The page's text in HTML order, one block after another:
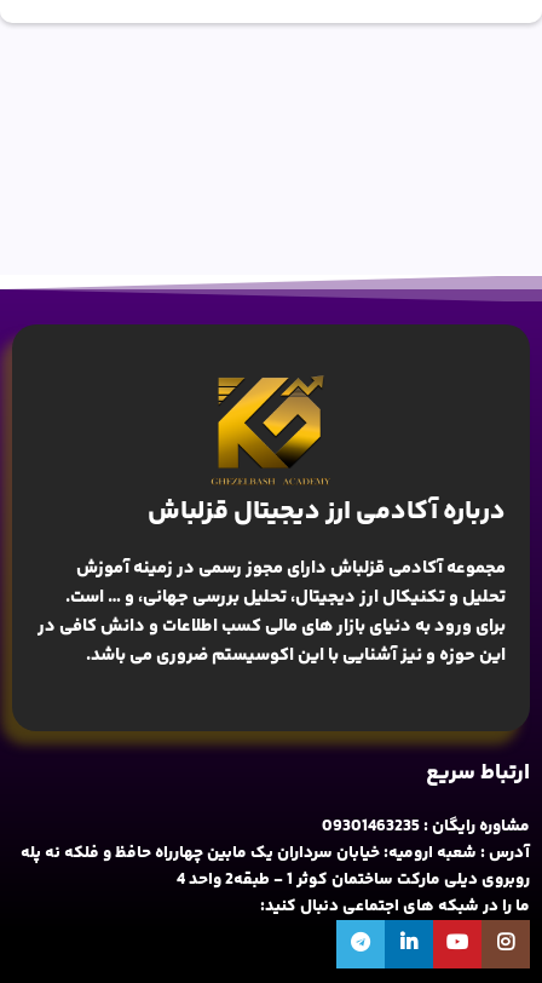
درباره آکادمی ارز دیجیتال قزلباش
مجموعه آکادمی قزلباش دارای مجوز رسمی در زمینهآموزش
تحلیل و تکنیکال ارز دیجیتال، تحلیل بررسی جهانی، و … است.
برای ورود به دنیای بازار های مالی کسب اطلاعات و دانش کافی در
این حوزه و نیز آشنایی با این اکوسیستم ضروری می باشد.
ارتباط سریع
مشاوره رایگان : 09301463235
آدرس : شعبه ارومیه: خیابان سرداران یک مابین چهارراه حافظ و فلکه نه پله
روبروی دیلی مارکت ساختمان کوثر 1 - طبقه2 واحد 4
ما را در شبکه های اجتماعی دنبال کنید: